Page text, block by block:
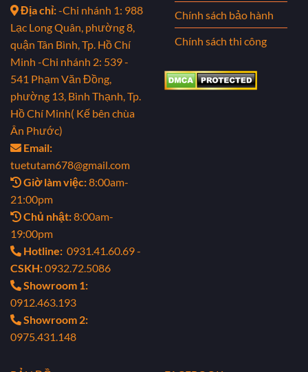
Địa chỉ:-Chi nhánh 1: 988
Lạc Long Quân, phường 8,
quận Tân Bình, Tp. Hồ Chí
Minh -Chi nhánh 2: 539 -
541 Phạm Văn Đồng,
phường 13, Bình Thạnh, Tp.
Hồ Chí Minh( Kế bên chùa
Ân Phước)
Email:
tuetutam678@gmail.com
Giờ làm việc:8:00am-
21:00pm
Chủ nhật:8:00am-
19:00pm
Hotline: 0931.41.60.69 -
CSKH:0932.72.5086
Showroom 1:
0912.463.193
Showroom 2:
0975.431.148
Chính sách bảo hành
Chính sách thi công